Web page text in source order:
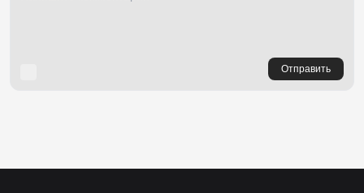
Отправить